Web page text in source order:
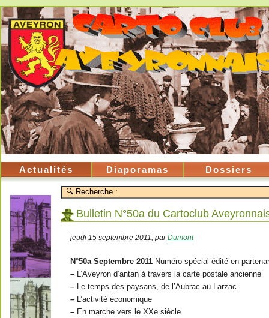
Actualités Diaporamas Dossiers
Bulletin N°50a du Cartoclub
jeudi 15 septembre 2011 parDumont
N°50a Septembre 2011 Numéro spécial édité en
– L’Aveyron d’antan à travers la carte postale ancienne
– Le temps des paysans, de l’Aubrac au Larzac
– L’activité économique
– En marche vers le XXe siècle